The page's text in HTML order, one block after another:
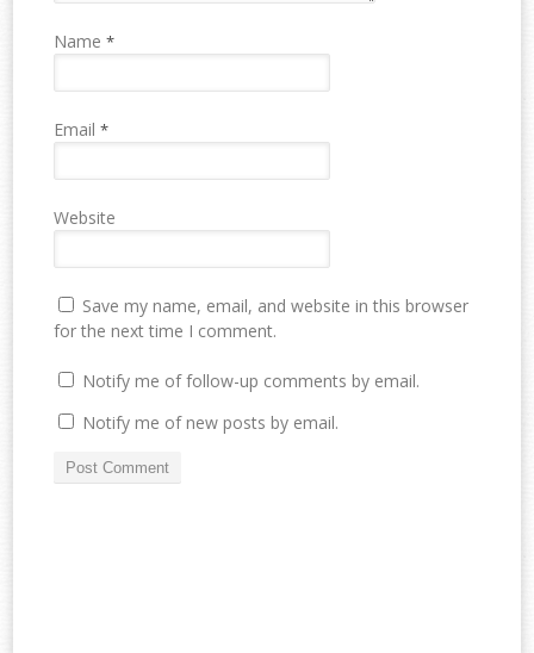
Name*
Email*
Website
Save my name, email, and website in this browser
for the next time I comment.
Notify me of follow-up comments by email.
Notify me of new posts by email.